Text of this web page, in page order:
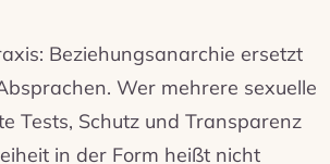
Beziehungsanarchie ersetzt
Wer mehrere sexuelle
Tests, Schutz und Transparenz
in der Form heißt nicht